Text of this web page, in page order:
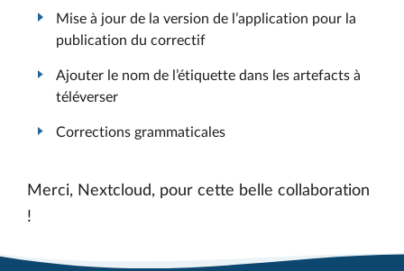
Mise à jour de la version de l’application pour la
publication du correctif
Ajouter le nom de l’étiquette dans les artefacts à
téléverser
Corrections grammaticales
Merci, Nextcloud, pour cette belle collaboration
!